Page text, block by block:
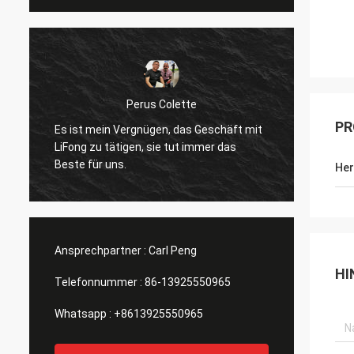
Perus Colette
Es ist mein Vergnügen, das Geschäft mit
LiFong zu tätigen, sie tut immer das
Beste für uns.
Ich
Ansprechpartner : Carl Peng
Telefonnummer : 86-13925550965
Whatsapp : +8613925550965